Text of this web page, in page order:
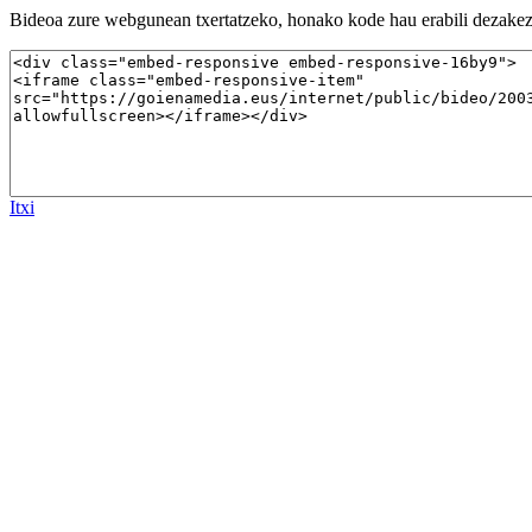
Bideoa zure webgunean txertatzeko, honako kode hau erabili
Itxi